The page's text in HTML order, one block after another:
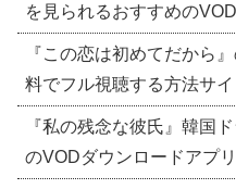
を見られるおすすめの
『この恋は初めてだから
料でフル視聴する方法サイ
『私の残念な彼氏』韓国
のVODダウンロードアプリ